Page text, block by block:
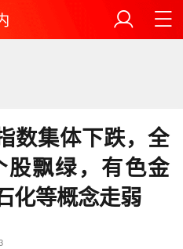
数集体下跌，全
股飘绿，有色金
化等概念走弱